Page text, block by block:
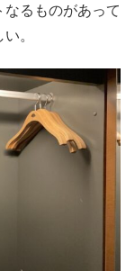
るものがあって
。